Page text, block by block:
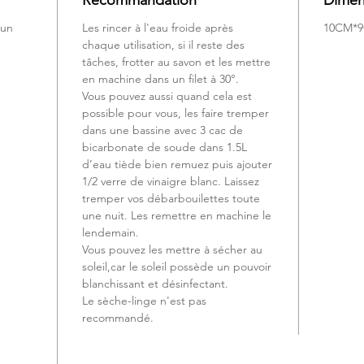
Ces
Les rincer à l'eau froide après
chaque utilisation, si il reste des
tâches, frotter au savon et les mettre
en machine dans un filet à 30°.
Vous pouvez aussi quand cela est
possible pour vous, les faire tremper
dans une bassine avec 3 cac de
bicarbonate de soude dans 1.5L
d’eau tiède bien remuez puis ajouter
1/2 verre de vinaigre blanc. Laissez
tremper vos débarbouilettes toute
une nuit. Les remettre en machine le
lendemain.
Vous pouvez les mettre à sécher au
soleil,car le soleil possède un pouvoir
blanchissant et désinfectant.
Le sèche-linge n'est pas
recommandé.